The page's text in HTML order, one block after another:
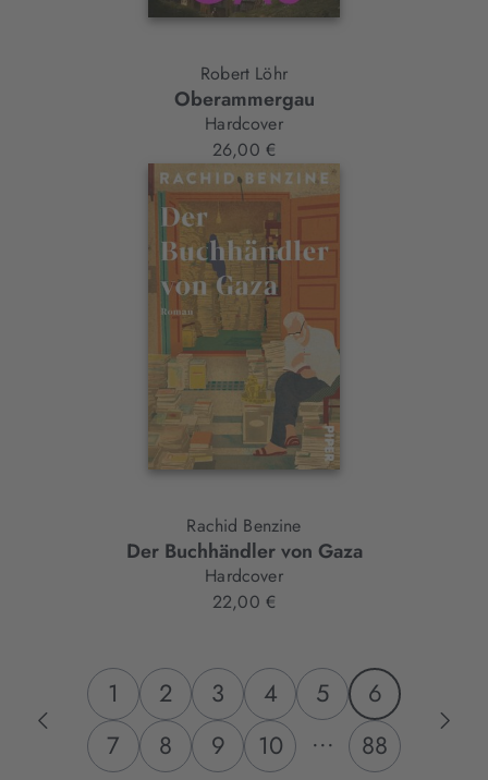
Robert Löhr
Oberammergau
Hardcover
26,00 €
Rachid Benzine
Der Buchhändler von Gaza
Hardcover
22,00 €
1 2 3 4 5
6
7
8 9 10 ... 88